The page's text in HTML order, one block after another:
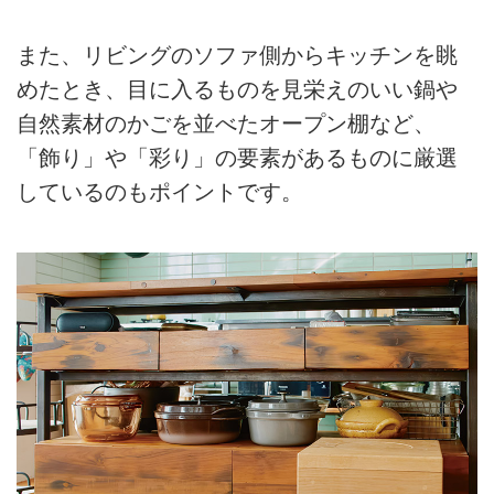
また、リビングのソファ側からキッチンを眺
めたとき、目に入るものを見栄えのいい鍋や
自然素材のかごを並べたオープン棚など、
「飾り」や「彩り」の要素があるものに厳選
しているのもポイントです。